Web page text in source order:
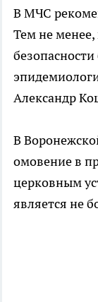
В МЧС
Тем не
Александр
В
омовение в
церковным
является не